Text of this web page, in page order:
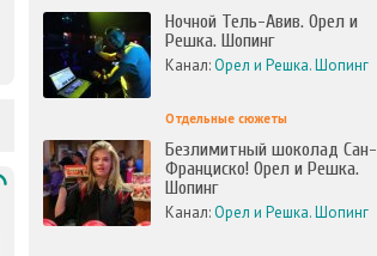
Ночной Тель-Авив. Орел и
Решка. Шопинг
Канал:Орел и Решка. Шопинг
Отдельные сюжеты
Безлимитный шоколад Сан-
Франциско! Орел и Решка.
Шопинг
Канал:Орел и Решка. Шопинг